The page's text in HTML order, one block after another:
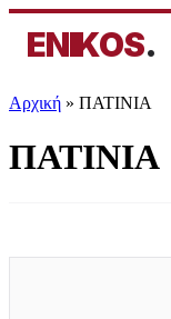
ENIKOS.
Αρχική » ΠΑΤΙΝΙΑ
ΠΑΤΙΝΙΑ